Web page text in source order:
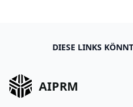
DIESE LINKS
AIPRM